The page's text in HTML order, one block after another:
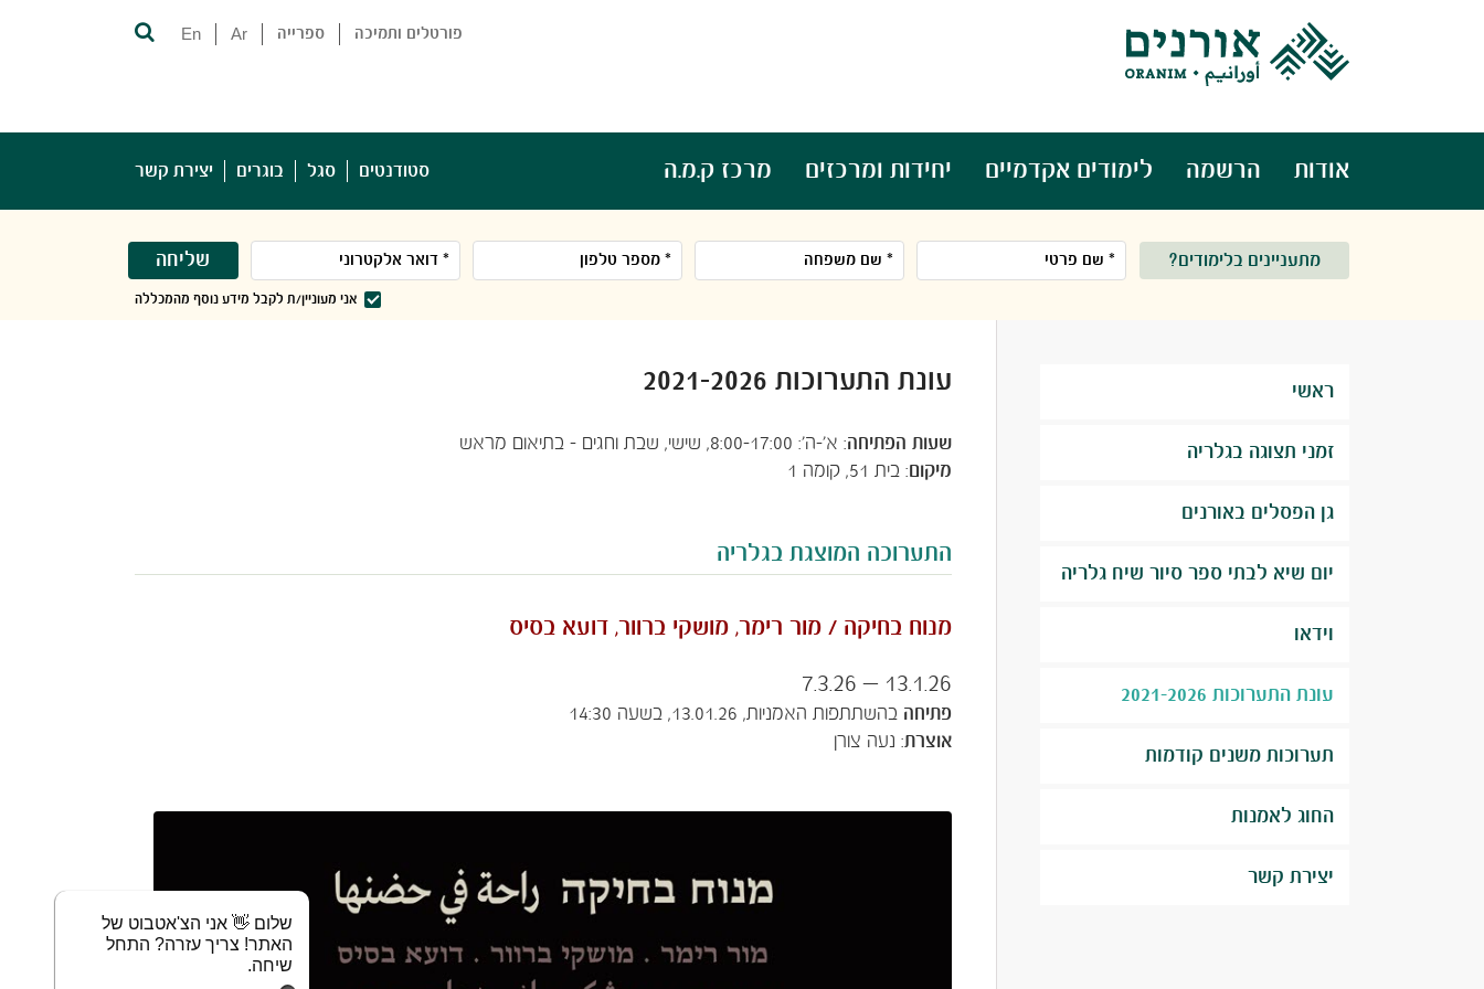
פורטלים ותמיכה ספרייה Ar
En
אודות הרשמה לימודים אקדמיים יחידות ומרכזים מרכז ק.מ.ה סטודנטים סגל בוגרים יצירת קשר
מתעניינים בלימודים? שליחה
אני מעוניין/ת לקבל מידע נוסף מהמכללה
עונת התערוכות 2021-2026
שעות הפתי​חה: א'-ה': 8:00-17:00​, שישי, שבת וחגים - בתיאום מראש
מיקום: בית 51, קומה 1
התערוכה המוצגת בגלריה
מנוח בחיקה / מור רימר, מושקי ברוור, דועא בסיס
13.1.26 – 7.3.26
פתיחה בהשתתפות האמניות, 13.01.26, בשעה 14:30
אוצרת: נעה צורן​
ראשי
זמני תצוגה בגלריה
גן הפסלים באורנים
יום שיא לבתי ספר סיור שיח גלריה
וידאו
עונת התערוכות 2021-2026
תערוכות משנים קודמות
החוג לאמנות
יצירת קשר
שלום 👋 אני הצ'אטבוט של
האתר! צריך עזרה? התחל
שיחה.